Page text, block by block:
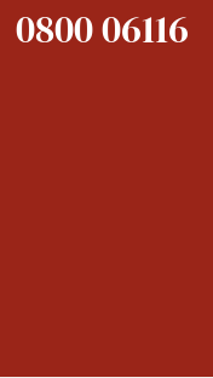
0800 06116